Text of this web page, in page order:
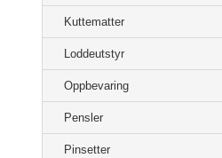
Kuttematter
Loddeutstyr
Oppbevaring
Pensler
Pinsetter